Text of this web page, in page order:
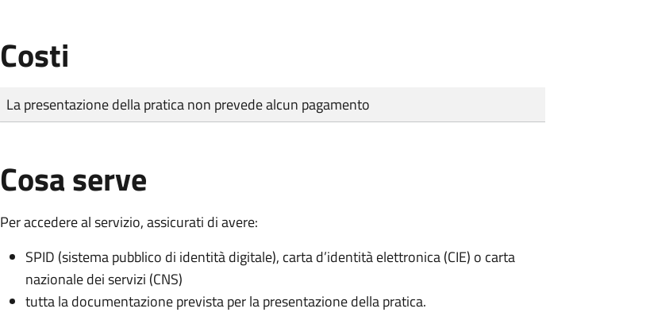
Costi
Tipo di pagamento
Importo
La presentazione della pratica non prevede alcun pagamento
Cosa serve
Per accedere al servizio, assicurati di avere:
SPID (sistema pubblico di identità digitale), carta d’identità elettronica (CIE) o carta
nazionale dei servizi (CNS)
tutta la documentazione prevista per la presentazione della pratica.